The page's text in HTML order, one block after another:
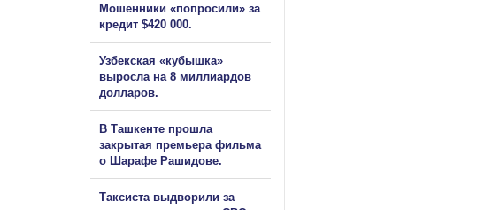
Мошенники «попросили» за
кредит $420 000.
Узбекская «кубышка»
выросла на 8 миллиардов
долларов.
В Ташкенте прошла
закрытая премьера фильма
о Шарафе Рашидове.
Таксиста выдворили за